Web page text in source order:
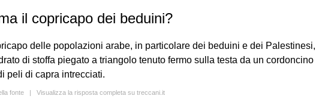
il copricapo dei beduini?
delle popolazioni arabe, in particolare dei beduini e dei Palestinesi,
di stoffa piegato a triangolo tenuto fermo sulla testa da un cordoncino
peli di capra intrecciati.
fonte | Visualizza la risposta completa su treccani.it